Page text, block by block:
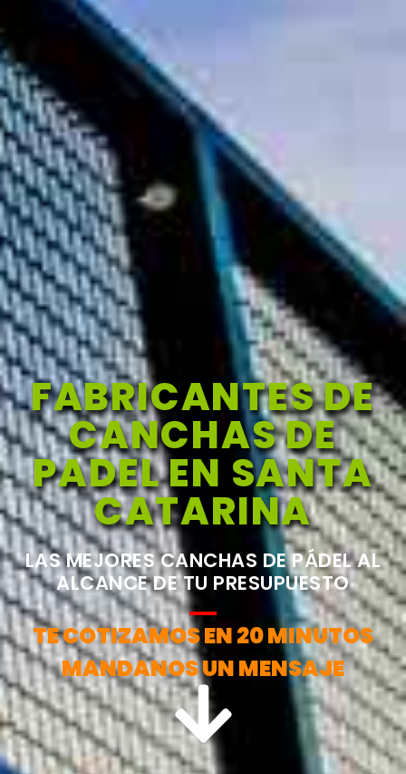
FABRICANTES DE
CANCHAS DE
PADEL EN SANTA
CATARINA
LAS MEJORES CANCHAS DE PÁDEL AL
ALCANCE DE TU PRESUPUESTO
TE COTIZAMOS EN 20 MINUTOS
MANDANOS UN MENSAJE